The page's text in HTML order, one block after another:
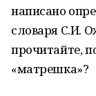
написано
словаря С.И.
прочитайте,
«матрешка»?